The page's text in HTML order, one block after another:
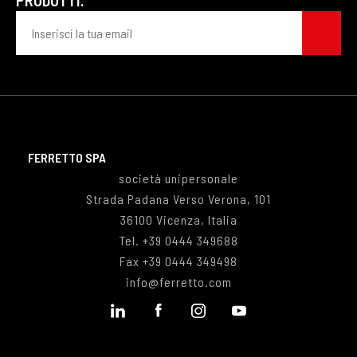
FERRETTO SPA
società unipersonale
Strada Padana Verso Verona, 101
36100 Vicenza, Italia
Tel. +39 0444 349688
Fax +39 0444 349498
info@ferretto.com